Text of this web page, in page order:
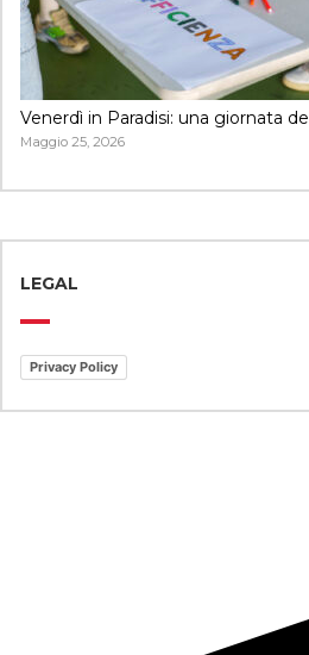
Venerdì in Paradisi: una giornata
Maggio 25, 2026
LEGAL
Privacy Policy